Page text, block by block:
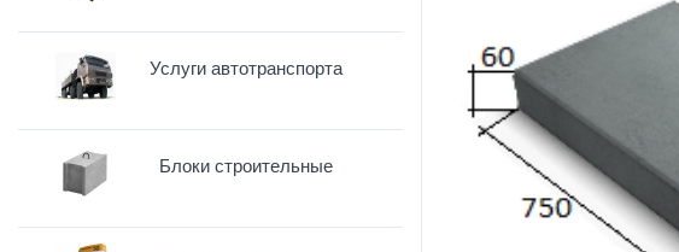
Услуги автотранспорта
Блоки строительные